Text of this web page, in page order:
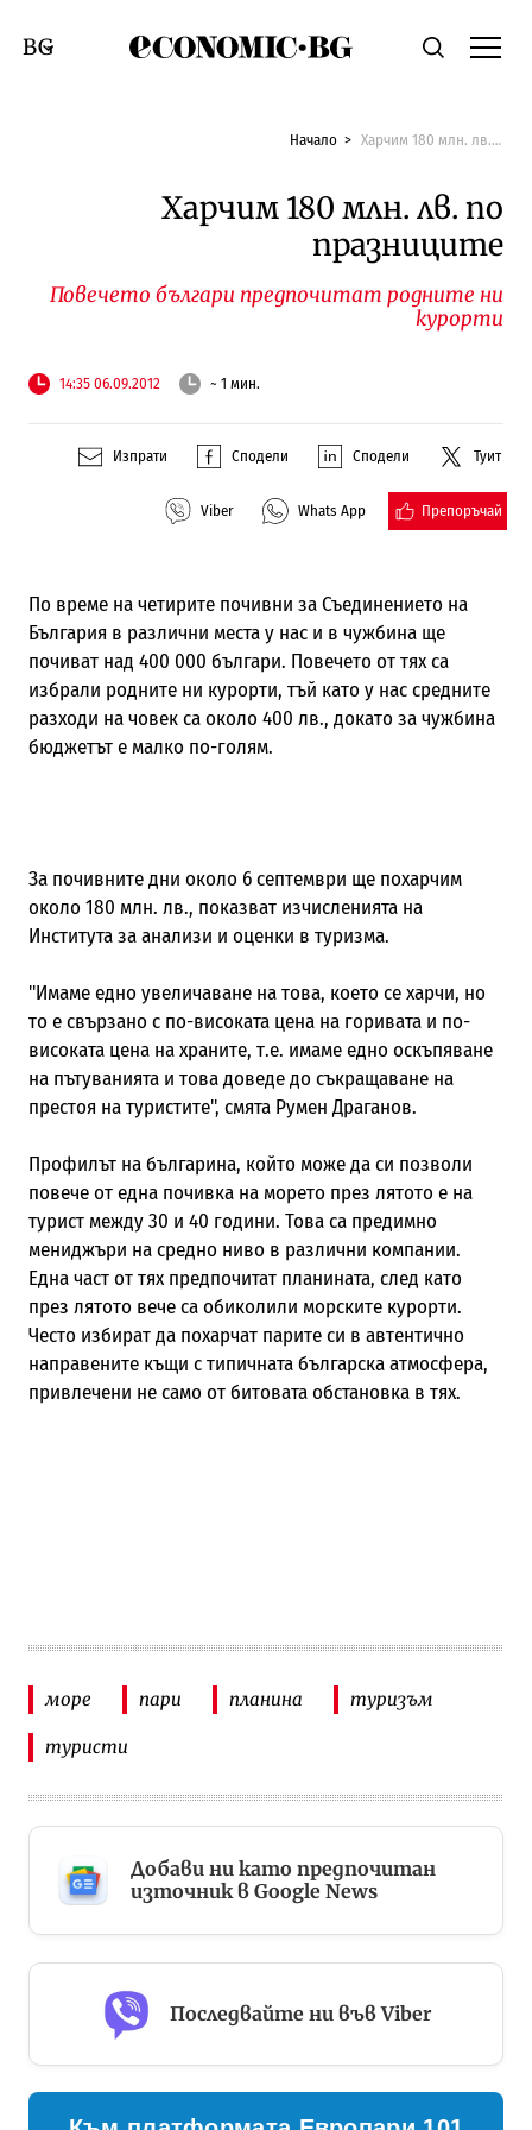
Economic.bgТърсене
Смяна на език
Начало Харчим 180 млн. лв. по празниците
Харчим 180 млн. лв. по
празниците
Повечето българи предпочитат родните ни
курорти
14:35 06.09.2012 ~ 1 мин.
Изпрати Сподели Сподели Туит
Viber Whats App Препоръчай
По време на четирите почивни за Съединението на
България в различни места у нас и в чужбина ще
почиват над 400 000 българи. Повечето от тях са
избрали родните ни курорти, тъй като у нас средните
разходи на човек са около 400 лв., докато за чужбина
бюджетът е малко по-голям.
За почивните дни около 6 септември ще похарчим
около 180 млн. лв., показват изчисленията на
Института за анализи и оценки в туризма.
"Имаме едно увеличаване на това, което се харчи, но
то е свързано с по-високата цена на горивата и по-
високата цена на храните, т.е. имаме едно оскъпяване
на пътуванията и това доведе до съкращаване на
престоя на туристите", смята Румен Драганов.
Профилът на българина, който може да си позволи
повече от една почивка на морето през лятото е на
турист между 30 и 40 години. Това са предимно
мениджъри на средно ниво в различни компании.
Една част от тях предпочитат планината, след като
през лятото вече са обиколили морските курорти.
Често избират да похарчат парите си в автентично
направените къщи с типичната българска атмосфера,
привлечени не само от битовата обстановка в тях.
море пари планина туризъм
туристи
Добави ни като предпочитан
източник в Google News
Последвайте ни във Viber